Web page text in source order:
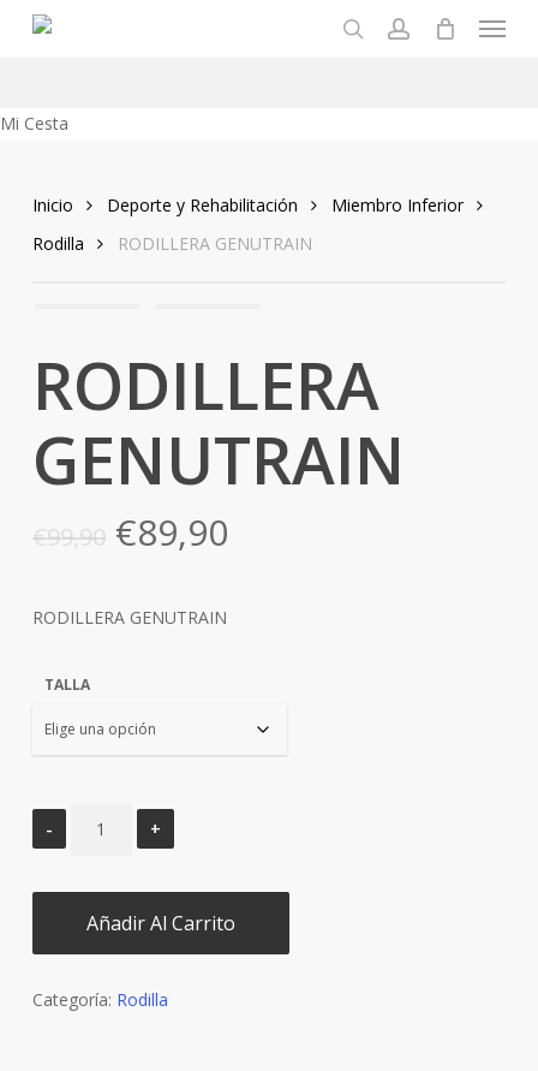
Menu
Mi Cesta
Inicio Deporte y Rehabilitación
Miembro Inferior
Rodilla
RODILLERA GENUTRAIN
RODILLERA
GENUTRAIN
€99,90 El
precio
original
era:
€89,90El
RODILLERA GENUTRAIN
TALLA
Añadir Al Carrito
Categoría: Rodilla